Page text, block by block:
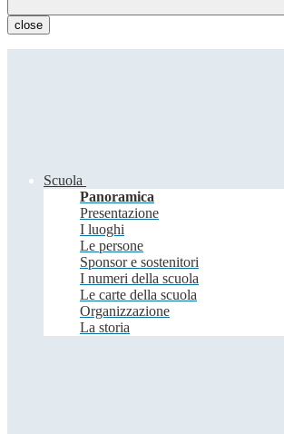
close
Scuola
Panoramica
Presentazione
I luoghi
Le persone
Sponsor e sostenitori
I numeri della scuola
Le carte della scuola
Organizzazione
La storia